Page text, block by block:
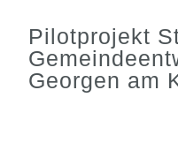
Pilotprojekt
Georgen am